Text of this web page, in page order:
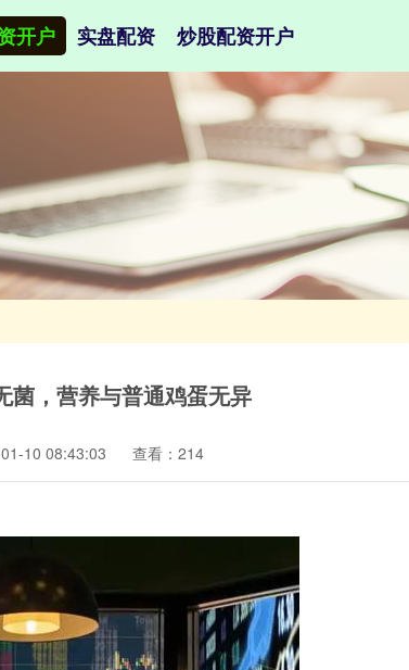
开户 实盘配资 炒股配资开户
菌，营养与普通鸡蛋无异
10 08:43:03 查看：214